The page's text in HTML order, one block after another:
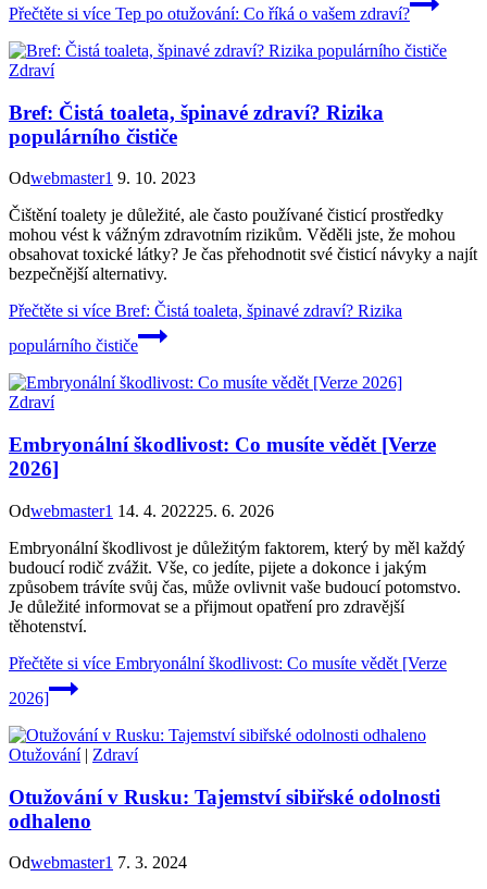
Přečtěte si více Tep po otužování: Co říká o vašem zdraví?
Zdraví
Bref: Čistá toaleta, špinavé zdraví? Rizika
populárního čističe
Odwebmaster1 9. 10. 2023
Čištění toalety je důležité, ale často používané čisticí prostředky
mohou vést k vážným zdravotním rizikům. Věděli jste, že mohou
obsahovat toxické látky? Je čas přehodnotit své čisticí návyky a najít
bezpečnější alternativy.
Přečtěte si více Bref: Čistá toaleta, špinavé zdraví? Rizika
populárního čističe
Zdraví
Embryonální škodlivost: Co musíte vědět [Verze
2026]
Odwebmaster1 14. 4. 202225. 6. 2026
Embryonální škodlivost je důležitým faktorem, který by měl každý
budoucí rodič zvážit. Vše, co jedíte, pijete a dokonce i jakým
způsobem trávíte svůj čas, může ovlivnit vaše budoucí potomstvo.
Je důležité informovat se a přijmout opatření pro zdravější
těhotenství.
Přečtěte si více Embryonální škodlivost: Co musíte vědět [Verze
2026]
Otužování| Zdraví
Otužování v Rusku: Tajemství sibiřské odolnosti
odhaleno
Odwebmaster1 7. 3. 2024